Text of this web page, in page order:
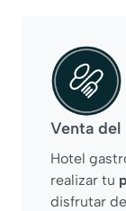
Venta del
Hotel
realizar tu
disfrutar